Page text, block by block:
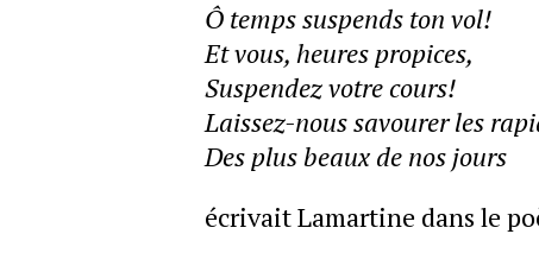
Ô temps suspends ton vol!
Et vous, heures propices,
Suspendez votre cours!
Laissez-nous savourer les
Des plus beaux de nos jours
écrivait Lamartine dans le